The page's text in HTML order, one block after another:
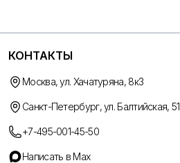
КОНТАКТЫ
Москва, ул. Хачатуряна, 8к3
Санкт-Петербург, ул. Балтийская, 51
+7-495-001-45-50
Написать в Max